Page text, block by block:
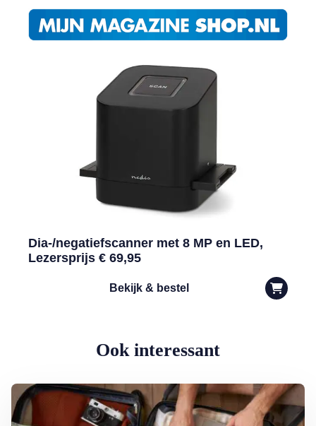
Dia-/negatiefscanner met 8 MP en LED,
Lezersprijs € 69,95
Bekijk & bestel
Ook interessant
Lees meer over Privacy op vakantie: waar moet je op letten?